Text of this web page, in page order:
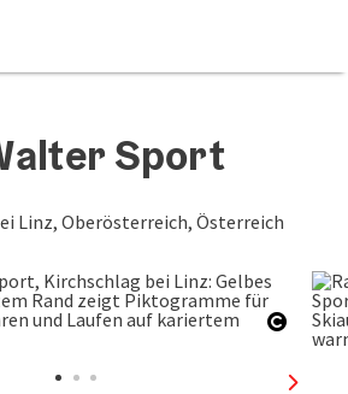
Sport
Linz, Oberösterreich, Österreich